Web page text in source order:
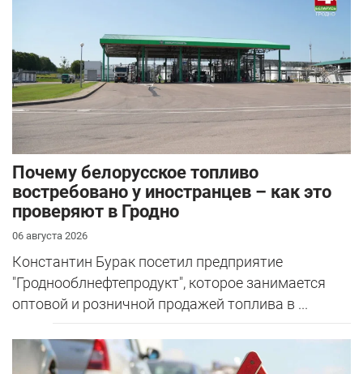
Почему белорусское топливо
востребовано у иностранцев – как это
проверяют в Гродно
06 августа 2026
Константин Бурак посетил предприятие
"Гроднооблнефтепродукт", которое занимается
оптовой и розничной продажей топлива в ...